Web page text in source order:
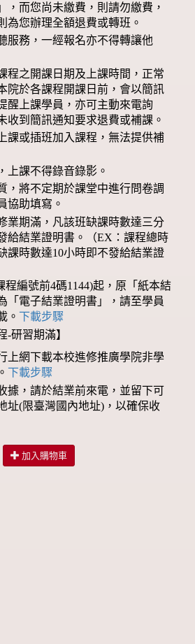
，而您尚未繳費，則請勿繳費，
為您辦理全額退費或轉班。
服務，一經報名亦不得轉讓他
程之開課日期及上課時間，正常
院於各課程開課日前，會以簡訊
醒上課學員，亦可主動來電詢
收到簡訊通知要求退費或補課。
課或插班加入課程，無法提供補
上課不得錄音錄影。
，將不定期於課堂中進行問卷調
協助填寫。
業期滿，凡該班缺課時數達三分
給結業證明書。（EX：課程總時
課時數達10小時即不發給結業證
程編號前4碼1144)起，原「紙本結
「電子結業證明書」，請至學員
。 下載步驟
-研習期滿】
上網下載本校進修推廣學院非學
下載步驟
據，請於結業前來電，並留下可
址(限臺灣國內地址)，以確保收
加入購物車